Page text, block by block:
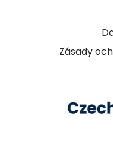
Zásady